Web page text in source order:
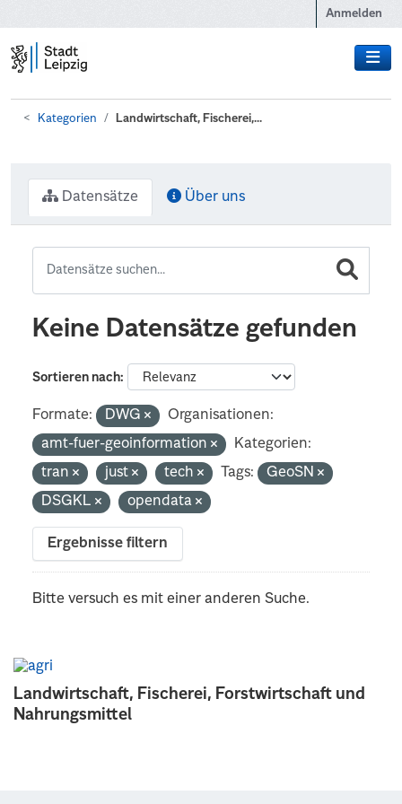
Anmelden
Kategorien Landwirtschaft, Fischerei,...
Landwirtschaft, Fischerei, Forstwirtschaft und
Nahrungsmittel
Datensätze Über uns
Keine Datensätze gefunden
Sortieren nach
Formate: DWG
Organisationen:
amt-fuer-geoinformation
Kategorien:
tran
just tech Tags:
GeoSN
DSGKL
opendata
Ergebnisse filtern
Bitte versuch es mit einer anderen Suche.